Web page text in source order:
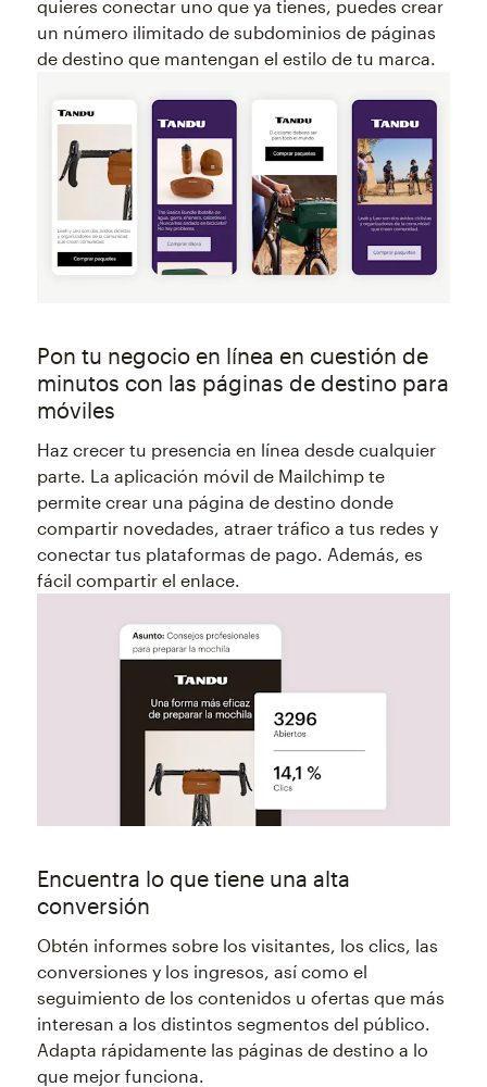
quieres conectar uno que ya tienes, puedes crear
un número ilimitado de subdominios de páginas
de destino que mantengan el estilo de tu marca.
Pon tu negocio en línea en cuestión de
minutos con las páginas de destino para
móviles
Haz crecer tu presencia en línea desde cualquier
parte. La aplicación móvil de Mailchimp te
permite crear una página de destino donde
compartir novedades, atraer tráfico a tus redes y
conectar tus plataformas de pago. Además, es
fácil compartir el enlace.
Encuentra lo que tiene una alta
conversión
Obtén informes sobre los visitantes, los clics, las
conversiones y los ingresos, así como el
seguimiento de los contenidos u ofertas que más
interesan a los distintos segmentos del público.
Adapta rápidamente las páginas de destino a lo
que mejor funciona.